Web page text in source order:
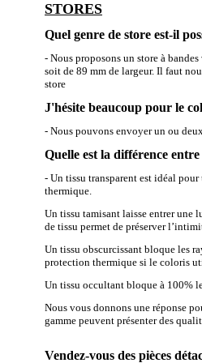
STORES
Quel genre de store est-il
- Nous proposons un store à
soit de 89 mm de largeur. Il faut
store
J'hésite beaucoup pour le
- Nous pouvons envoyer un ou
Quelle est la différence
- Un tissu transparent est idéal
thermique.
Un tissu tamisant laisse entrer une
de tissu permet de préserver
Un tissu obscurcissant bloque les
protection thermique si le coloris
Un tissu occultant bloque à 100%
Nous vous donnons une réponse
gamme peuvent présenter des
Vendez-vous des pièces